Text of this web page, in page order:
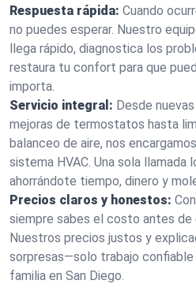
Respuesta rápida: Cuando
no puedes esperar. Nuestro
llega rápido, diagnostica los
restaura tu confort para que
importa.
Servicio integral: Desde
mejoras de termostatos hasta
balanceo de aire, nos
sistema HVAC. Una sola
ahorrándote tiempo, dinero y
Precios claros y honestos:
siempre sabes el costo antes de
Nuestros precios justos y
sorpresas—solo trabajo
familia en San Diego.